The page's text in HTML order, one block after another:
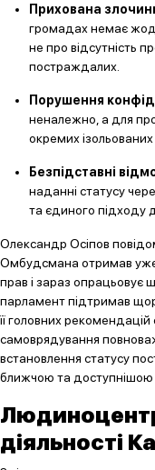
Прихована
громадах немає
не про відсутність
постраждалих.
Порушення
неналежно, а для
окремих
Безпідставні
наданні статусу
та єдиного підходу
Олександр Осіпов
Омбудсмана отримав
прав і зараз опрацьовує
парламент підтримав
її головних
самоврядування
встановлення статусу
ближчою та доступнішою
діяльності